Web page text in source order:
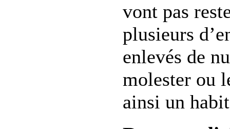
vont pas
plusieurs
enlevés de
molester ou
ainsi un